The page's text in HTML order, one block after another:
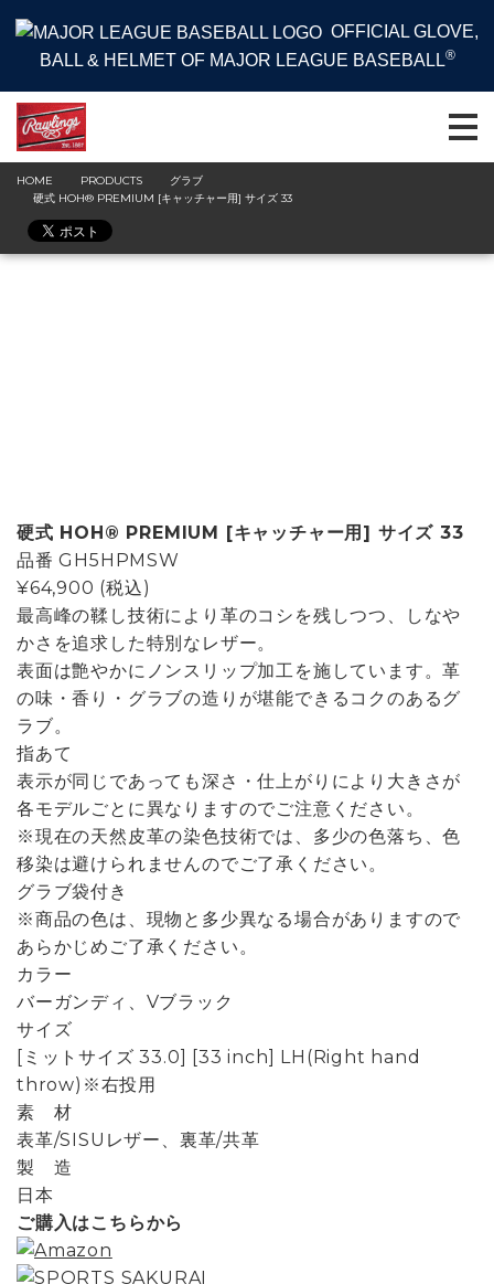
OFFICIAL GLOVE,
BALL & HELMET OF MAJOR LEAGUE BASEBALL®
HOME PRODUCTS
グラブ
硬式 HOH® PREMIUM [キャッチャー用] サイズ 33
硬式 HOH® PREMIUM [キャッチャー用] サイズ 33
品番 GH5HPMSW
¥64,900 (税込)
最高峰の鞣し技術により革のコシを残しつつ、しなや
かさを追求した特別なレザー。
表面は艶やかにノンスリップ加工を施しています。革
の味・香り・グラブの造りが堪能できるコクのあるグ
ラブ。
指あて
表示が同じであっても深さ・仕上がりにより大きさが
各モデルごとに異なりますのでご注意ください。
※現在の天然皮革の染色技術では、多少の色落ち、色
移染は避けられませんのでご了承ください。
グラブ袋付き
※商品の色は、現物と多少異なる場合がありますので
あらかじめご了承ください。
カラー
バーガンディ、Vブラック
サイズ
[ミットサイズ 33.0] [33 inch] LH(Right hand
throw)※右投用
素 材
表革/SISUレザー、裏革/共革
製 造
日本
ご購入はこちらから